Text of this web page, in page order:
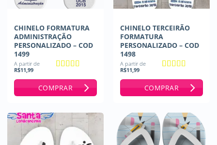
CHINELO FORMATURA
ADMINISTRAÇÃO
PERSONALIZADO – COD
1499
A partir de
R$11,99
COMPRAR
CHINELO TERCEIRÃO
FORMATURA
PERSONALIZADO – COD
1498
A partir de
R$11,99
COMPRAR